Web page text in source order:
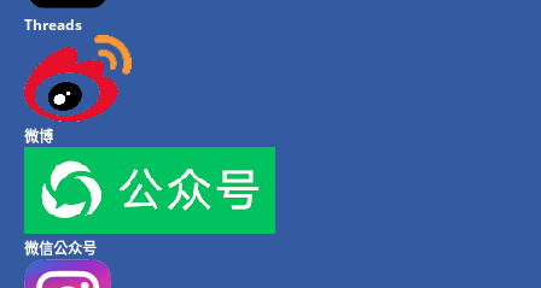
Threads
微博
微信公众号